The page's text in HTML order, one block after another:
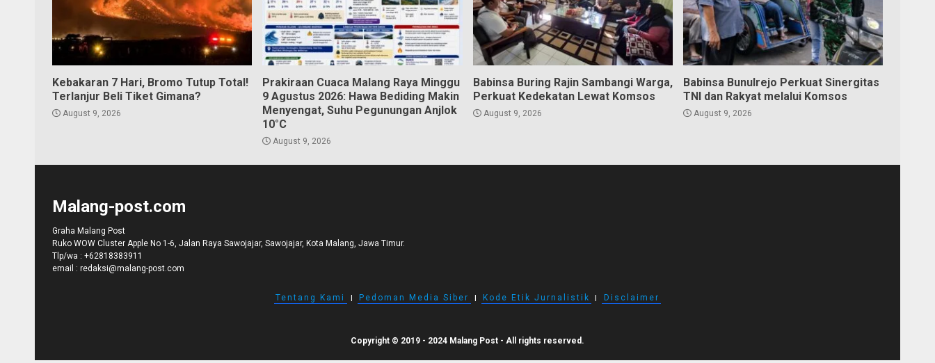
Kebakaran 7 Hari, Bromo Tutup Total!
Terlanjur Beli Tiket Gimana?
August 9, 2026
Prakiraan Cuaca Malang Raya Minggu
9 Agustus 2026: Hawa Bediding Makin
Menyengat, Suhu Pegunungan Anjlok
10°C
August 9, 2026
Babinsa Buring Rajin Sambangi Warga,
Perkuat Kedekatan Lewat Komsos
August 9, 2026
Babinsa Bunulrejo Perkuat Sinergitas
TNI dan Rakyat melalui Komsos
August 9, 2026
Malang-post.com
Graha Malang Post
Ruko WOW Cluster Apple No 1-6, Jalan Raya Sawojajar, Sawojajar, Kota Malang, Jawa Timur.
Tlp/wa : +62818383911
email : redaksi@malang-post.com
Tentang Kami I Pedoman Media Siber I Kode Etik Jurnalistik I Disclaimer
Copyright © 2019 - 2024 Malang Post - All rights reserved.